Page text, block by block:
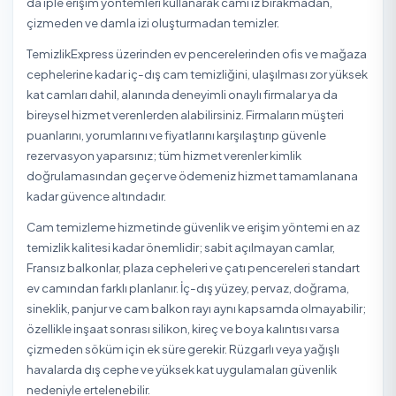
Sultangazi Tuzla Ümraniye
Zeytinburnu
Eyüpsultan / İstanbul Diğer Temizlik
Eyüpsultan / İstanbul Apartman Temizleme
Eyüpsultan / İstanbul Dezenfeksiyon
Eyüpsultan / İstanbul Ev Temizliği
Eyüpsultan / İstanbul Halı Yıkama
Eyüpsultan / İstanbul İlaçlama
Eyüpsultan / İstanbul İnşaat Sonrası Temizlik